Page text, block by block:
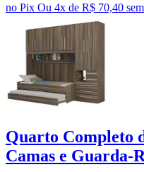
no Pix Ou 4x de R$ 70,40
Quarto Completo
Camas e Guarda-